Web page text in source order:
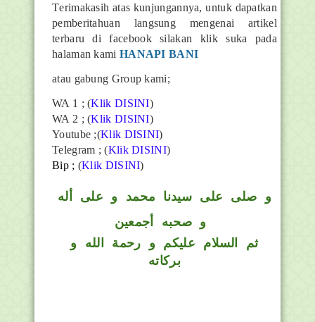
Terimakasih atas kunjungannya, untuk dapatkan
pemberitahuan langsung mengenai artikel
terbaru di facebook silakan klik suka pada
halaman kami HANAPI BANI
atau gabung Group kami;
WA 1 ; (Klik DISINI)
WA 2 ; (Klik DISINI)
Youtube ;(Klik DISINI)
Telegram ;(Klik DISINI)
Bip ; (Klik DISINI)
و صلى على سيدنا محمد و على أله
و صحبه أجمعين
ثم السلام عليكم و رحمة الله و
بركاته